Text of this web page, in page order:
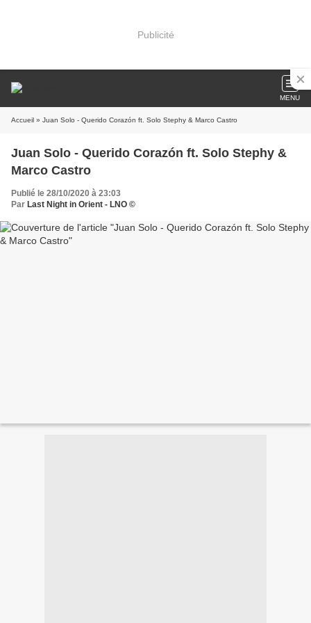
Publicité
MENU
Accueil » Juan Solo - Querido Corazón ft. Solo Stephy & Marco Castro
Juan Solo - Querido Corazón ft. Solo Stephy &
Marco Castro
Publié le 28/10/2020 à 23:03
Par Last Night in Orient - LNO ©